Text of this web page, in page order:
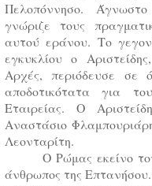
Πελοπόννησο.
γνώριζε τους
αυτού εράνου. Το
εγκυκλίου ο
Αρχές, περιόδευσε σε
αποδοτικότατα για
Εταιρείας. Ο
Αναστάσιο
Λεονταρίτη.
Ο Ρώμας εκείνο
άνθρωπος της